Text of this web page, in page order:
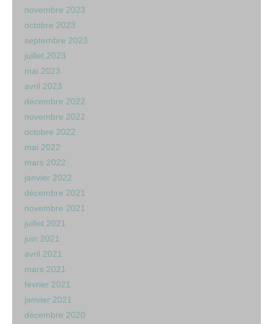
novembre 2023
octobre 2023
septembre 2023
juillet 2023
mai 2023
avril 2023
décembre 2022
novembre 2022
octobre 2022
mai 2022
mars 2022
janvier 2022
décembre 2021
novembre 2021
juillet 2021
juin 2021
avril 2021
mars 2021
février 2021
janvier 2021
décembre 2020